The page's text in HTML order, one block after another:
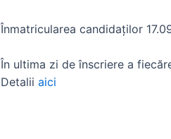
Înmatricularea candidaților
În ultima zi de înscriere a
Detalii aici